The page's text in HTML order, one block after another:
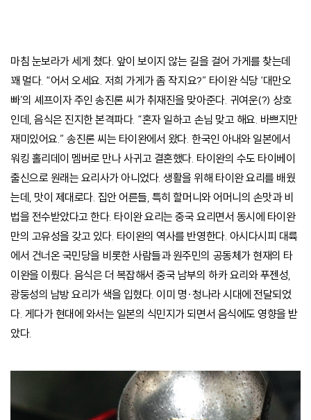
마침 눈보라가 세게 쳤다. 앞이 보이지 않는 길을 걸어 가게를 찾는데
꽤 멀다. “어서 오세요. 저희 가게가 좀 작지요?” 타이완 식당 ‘대만오
빠’의 셰프이자 주인 송진론 씨가 취재진을 맞아준다. 귀여운(?) 상호
인데, 음식은 진지한 본격파다. “혼자 일하고 손님 맞고 해요. 바쁘지만
재미있어요.” 송진론 씨는 타이완에서 왔다. 한국인 아내와 일본에서
워킹 홀리데이 멤버로 만나 사귀고 결혼했다. 타이완의 수도 타이베이
출신으로 원래는 요리사가 아니었다. 생활을 위해 타이완 요리를 배웠
는데, 맛이 제대로다. 집안 어른들, 특히 할머니와 어머니의 손맛과 비
법을 전수받았다고 한다. 타이완 요리는 중국 요리면서 동시에 타이완
만의 고유성을 갖고 있다. 타이완의 역사를 반영한다. 아시다시피 대륙
에서 건너온 국민당을 비롯한 사람들과 원주민의 공동체가 현재의 타
이완을 이뤘다. 음식은 더 복잡해서 중국 남부의 하카 요리와 푸젠성,
광둥성의 남방 요리가 색을 입혔다. 이미 명·청나라 시대에 전달되었
다. 게다가 현대에 와서는 일본의 식민지가 되면서 음식에도 영향을 받
았다.